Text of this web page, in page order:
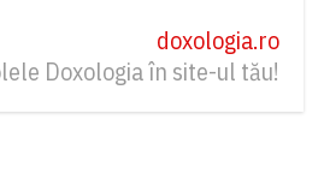
doxologia.ro
Doxologia în site-ul tău!